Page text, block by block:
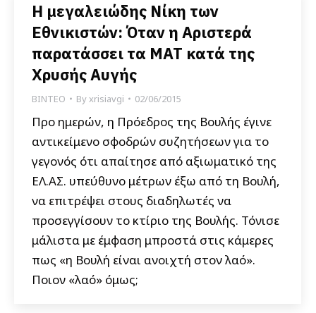
Η μεγαλειώδης Νίκη των
Εθνικιστών: Όταν η Αριστερά
παρατάσσει τα ΜΑΤ κατά της
Χρυσής Αυγής
ΒΙΝΤΕΟ Byxrisiavgi 02/06/2015
Προ ημερών, η Πρόεδρος της Βουλής έγινε
αντικείμενο σφοδρών συζητήσεων για το
γεγονός ότι απαίτησε από αξιωματικό της
ΕΛ.ΑΣ. υπεύθυνο μέτρων έξω από τη Βουλή,
να επιτρέψει στους διαδηλωτές να
προσεγγίσουν το κτίριο της Βουλής. Τόνισε
μάλιστα με έμφαση μπροστά στις κάμερες
πως «η Βουλή είναι ανοιχτή στον λαό».
Ποιον «λαό» όμως;